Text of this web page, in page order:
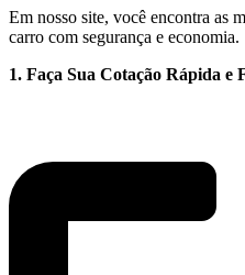
Em nosso site, você encontra as
carro com segurança e economia.
1. Faça Sua Cotação Rápida e